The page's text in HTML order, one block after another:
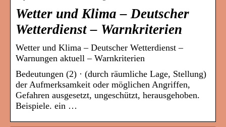
Wetter und Klima – Deutscher
Wetterdienst – Warnkriterien
Wetter und Klima – Deutscher Wetterdienst –
Warnungen aktuell – Warnkriterien
Bedeutungen (2) · (durch räumliche Lage, Stellung)
der Aufmerksamkeit oder möglichen Angriffen,
Gefahren ausgesetzt, ungeschützt, herausgehoben.
Beispiele. ein …